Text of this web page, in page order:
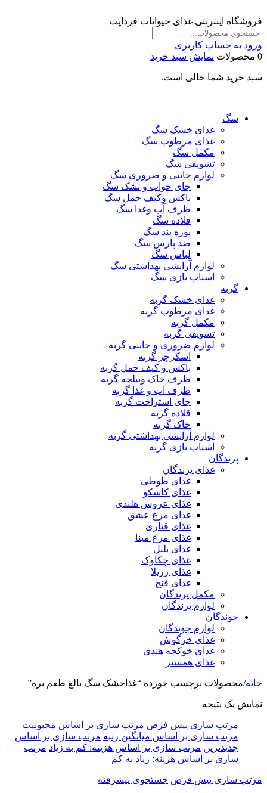
فروشگاه اینترنتی غذای حیوانات فرداپت
ورود به حساب کاربری
0 محصولات
نمایش سبد خرید
سبد خرید شما خالی است.
سگ
غذای خشک سگ
غذای مرطوب سگ
مکمل سگ
تشویقی سگ
لوازم جانبی و ضروری سگ
جای خواب و تشک سگ
باکس وکیف حمل سگ
ظرف آب وغذا سگ
قلاده سگ
پوزه بند سگ
ضد پارس سگ
لباس سگ
لوازم آرایشی بهداشتی سگ
اسباب بازی سگ
گربه
غذای خشک گربه
غذای مرطوب گربه
مکمل گربه
تشویقی گربه
لوازم ضروری و جانبی گربه
اسکرچر گربه
باکس و کیف حمل گربه
ظرف خاک وبیلچه گربه
ظرف آب و غذا گربه
جای استراحت گربه
قلاده گربه
خاک گربه
لوازم آرایشی بهداشتی گربه
اسباب بازی گربه
پرندگان
غذای پرندگان
غذای طوطی
غذای کاسکو
غذای عروس هلندی
غذای مرغ عشق
غذای قناری
غذای مرغ مینا
غذای بلبل
غذای چکاوک
غذای رزیلا
غذای فنچ
مکمل پرندگان
لوازم پرندگان
جوندگان
لوازم جوندگان
غذای خرگوش
غذای خوکچه هندی
غذای همستر
خانه/محصولات برچسب خورده “غذاخشک سگ بالغ طعم بره”
نمایش یک نتیجه
مرتب سازی پیش فرض مرتب سازی بر اساس محبوبیت
مرتب سازی بر اساس میانگین رتبه مرتب سازی بر اساس
جدیدترین مرتب سازی بر اساس هزینه: کم به زیاد مرتب
سازی بر اساس هزینه: زیاد به کم
مرتب سازی پیش فرض جستجوی پیشرفته